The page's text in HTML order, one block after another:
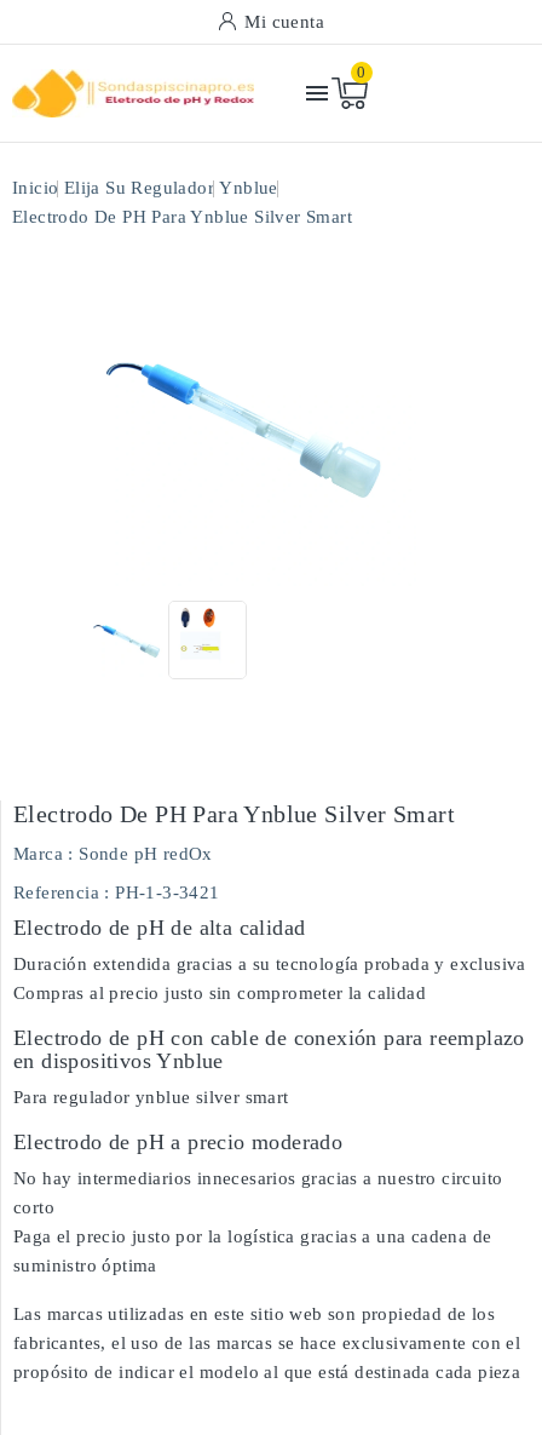
Mi cuenta

0
Inicio Elija Su Regulador Ynblue
Electrodo De PH Para Ynblue Silver Smart
Electrodo De PH Para Ynblue Silver Smart
Marca : Sonde pH redOx
Referencia : PH-1-3-3421
Electrodo de pH de alta calidad
Duración extendida gracias a su tecnología probada y exclusiva
Compras al precio justo sin comprometer la calidad
Electrodo de pH con cable de conexión para reemplazo
en dispositivos Ynblue
Para regulador ynblue silver smart
Electrodo de pH a precio moderado
No hay intermediarios innecesarios gracias a nuestro circuito
corto
Paga el precio justo por la logística gracias a una cadena de
suministro óptima
Las marcas utilizadas en este sitio web son propiedad de los
fabricantes, el uso de las marcas se hace exclusivamente con el
propósito de indicar el modelo al que está destinada cada pieza